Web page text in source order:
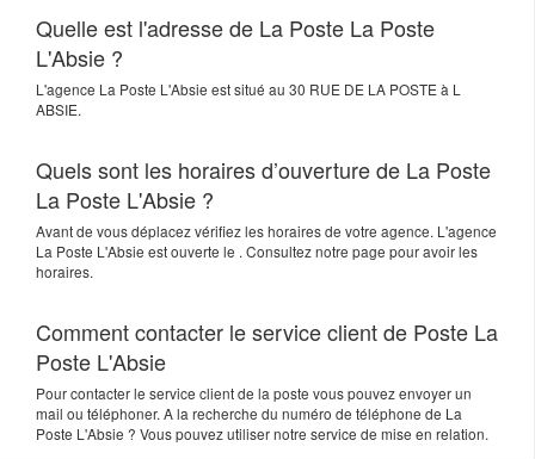
Quelle est l'adresse de La Poste La Poste
L'Absie ?
L'agence La Poste L'Absie est situé au 30 RUE DE LA POSTE à L
ABSIE.
Quels sont les horaires d’ouverture de La Poste
La Poste L'Absie ?
Avant de vous déplacez vérifiez les horaires de votre agence. L'agence
La Poste L'Absie est ouverte le . Consultez notre page pour avoir les
horaires.
Comment contacter le service client de Poste La
Poste L'Absie
Pour contacter le service client de la poste vous pouvez envoyer un
mail ou téléphoner. A la recherche du numéro de téléphone de La
Poste L'Absie ? Vous pouvez utiliser notre service de mise en relation.